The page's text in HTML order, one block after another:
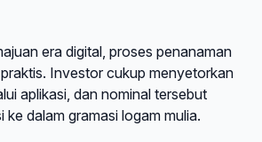
era digital, proses penanaman
Investor cukup menyetorkan
aplikasi, dan nominal tersebut
ke dalam gramasi logam mulia.